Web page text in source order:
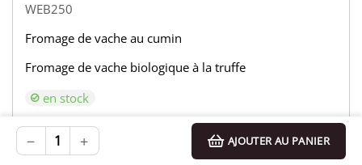
+
− AJOUTER AU PANIER
WEB250
Fromage de vache au cumin
Fromage de vache biologique à la truffe
en stock
€33,95
ACHETER